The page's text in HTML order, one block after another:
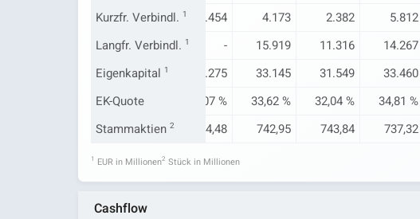
Kurzfr. Verbindl. 1
1.211 2.661 2.454 4.173 2.382 5.812
Langfr. Verbindl. 1
10.768 - - 15.919 11.316 14.267
Eigenkapital 1
31.569 32.148 32.275 33.145 31.549 33.460
EK-Quote
26,07 % 31,13 % 33,07 % 33,62 % 32,04 % 34,81 %
Stammaktien 2
743,84 743,84 744,48 742,95 743,84 737,32
1 EUR in Millionen2 Stück in Millionen
Cashflow